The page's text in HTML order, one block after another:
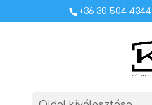
+36 30 504 4344